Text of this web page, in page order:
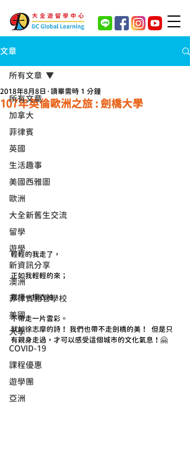
文章
所有文章
加拿大
菲律賓
英國
生活趣事
美國西雅圖
歐洲
大全新舊生交流
留學
遊學
新資訊分享
澳洲
菲律賓語言學校
美國
大學
COVID-19
課程優惠
遊學團
亞洲
所有文章
107年英倫歐洲之旅 : 劍橋大學
2018年8月8日 讀畢需時 1 分鐘
輕輕的我走了，
正如我輕輕的來；
我揮一揮衣袖，
不帶走一片雲彩。
就如徐志摩的詩！ 我們也帶不走劍橋的美！  但是只
有親身走過，才可以感受這個城市的文化氣息！🤗